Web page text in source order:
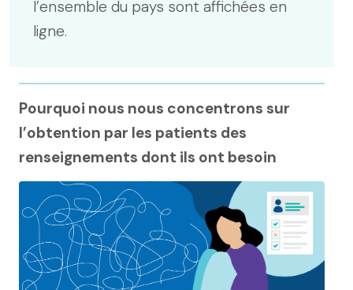
l’ensemble du pays sont affichées en
ligne.
Pourquoi nous nous concentrons sur
l’obtention par les patients des
renseignements dont ils ont besoin